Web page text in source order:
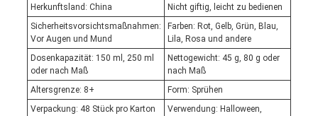
Herkunftsland: China
Nicht giftig, leicht zu bedienen
Sicherheitsvorsichtsmaßnahmen:
Vor Augen und Mund
Farben: Rot, Gelb, Grün, Blau,
Lila, Rosa und andere
Dosenkapazität: 150 ml, 250 ml
oder nach Maß
Nettogewicht: 45 g, 80 g oder
nach Maß
Altersgrenze: 8+
Form: Sprühen
Verpackung: 48 Stück pro Karton
Verwendung: Halloween,